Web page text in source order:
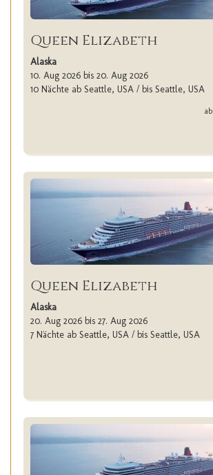
Queen Elizabeth
Alaska
10. Aug 2026 bis 20. Aug 2026
10 Nächte ab Seattle, USA / bis Seattle, USA
ab
Queen Elizabeth
Alaska
20. Aug 2026 bis 27. Aug 2026
7 Nächte ab Seattle, USA / bis Seattle, USA